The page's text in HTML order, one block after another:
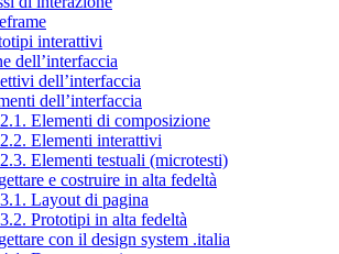
interattivi
dell’interfaccia
dell’interfaccia
dell’interfaccia
Elementi di composizione
Elementi interattivi
Elementi testuali (microtesti)
e costruire in alta fedeltà
Layout di pagina
Prototipi in alta fedeltà
con il design system .italia